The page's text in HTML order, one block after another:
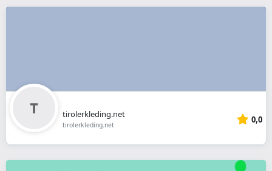
tirolerkleding.net
tirolerkleding.net 0,0